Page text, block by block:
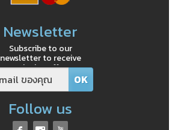
Newsletter
Subscribe to our
newsletter to receive
exclusive offers
Follow us